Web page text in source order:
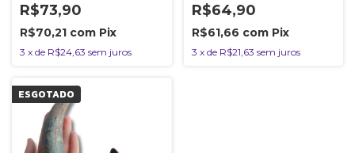
R$73,90
R$70,21 com Pix
3 x de R$24,63 sem juros
R$64,90
R$61,66 com Pix
3 x de R$21,63 sem juros
ESGOTADO